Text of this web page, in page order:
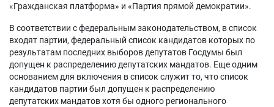
«Гражданская платформа» и «Партия прямой демократии».
В соответствии с федеральным законодательством, в список
входят партии, федеральный список кандидатов которых по
результатам последних выборов депутатов Госдумы был
допущен к распределению депутатских мандатов. Еще одним
основанием для включения в список служит то, что список
кандидатов партии был допущен к распределению
депутатских мандатов хотя бы одного регионального